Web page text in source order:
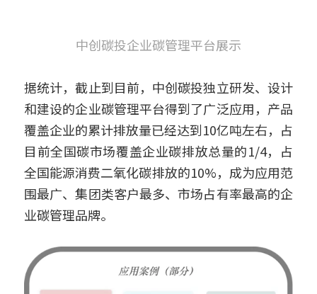
中创碳投企业碳管理平台展示
据统计，截止到目前，中创碳投独立研发、设计
和建设的企业碳管理平台得到了广泛应用，产品
覆盖企业的累计排放量已经达到10亿吨左右，占
目前全国碳市场覆盖企业碳排放总量的1/4，占
全国能源消费二氧化碳排放的10%，成为应用范
围最广、集团类客户最多、市场占有率最高的企
业碳管理品牌。